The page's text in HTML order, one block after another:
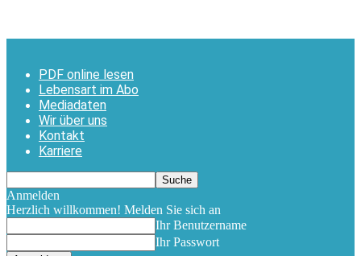
PDF online lesen
Lebensart im Abo
Mediadaten
Wir über uns
Kontakt
Karriere
Anmelden
Herzlich willkommen! Melden Sie sich an
Ihr Benutzername
Ihr Passwort